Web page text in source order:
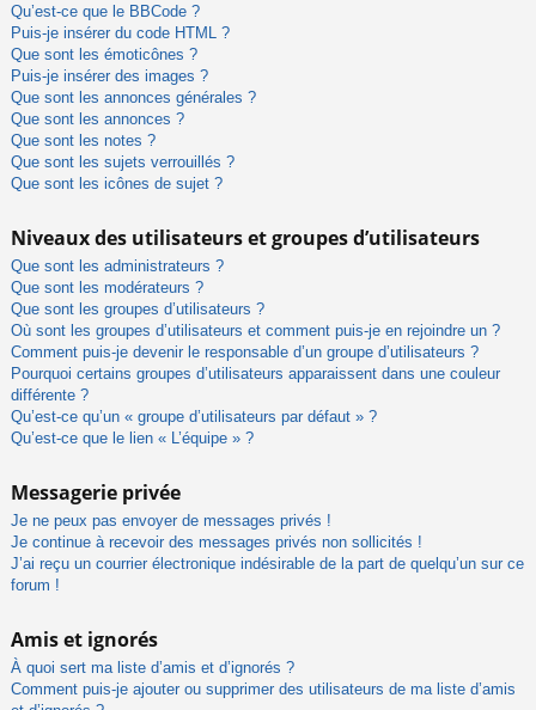
Qu’est-ce que le BBCode ?
Puis-je insérer du code HTML ?
Que sont les émoticônes ?
Puis-je insérer des images ?
Que sont les annonces générales ?
Que sont les annonces ?
Que sont les notes ?
Que sont les sujets verrouillés ?
Que sont les icônes de sujet ?
Niveaux des utilisateurs et groupes d’utilisateurs
Que sont les administrateurs ?
Que sont les modérateurs ?
Que sont les groupes d’utilisateurs ?
Où sont les groupes d’utilisateurs et comment puis-je en rejoindre un ?
Comment puis-je devenir le responsable d’un groupe d’utilisateurs ?
Pourquoi certains groupes d’utilisateurs apparaissent dans une couleur
différente ?
Qu’est-ce qu’un « groupe d’utilisateurs par défaut » ?
Qu’est-ce que le lien « L’équipe » ?
Messagerie privée
Je ne peux pas envoyer de messages privés !
Je continue à recevoir des messages privés non sollicités !
J’ai reçu un courrier électronique indésirable de la part de quelqu’un sur ce
forum !
Amis et ignorés
À quoi sert ma liste d’amis et d’ignorés ?
Comment puis-je ajouter ou supprimer des utilisateurs de ma liste d’amis